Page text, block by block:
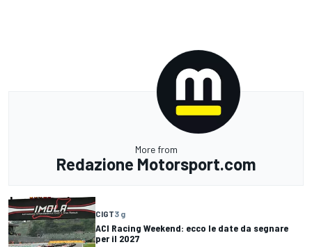
More from
Redazione Motorsport.com
CIGT3 g
ACI Racing Weekend: ecco le date da segnare
per il 2027